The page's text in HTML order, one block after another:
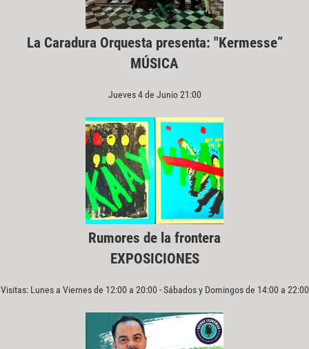
La Caradura Orquesta presenta: "Kermesse”
MÚSICA
Jueves 4 de Junio 21:00
Rumores de la frontera
EXPOSICIONES
Visitas: Lunes a Viernes de 12:00 a 20:00 - Sábados y Domingos de 14:00 a 22:00